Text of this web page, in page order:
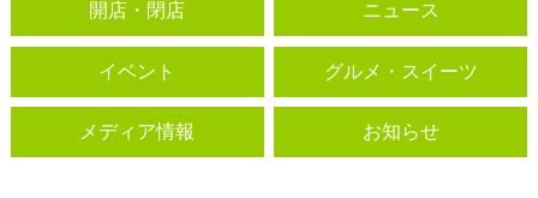
開店・閉店 ニュース
イベント グルメ・スイーツ
メディア情報 お知らせ